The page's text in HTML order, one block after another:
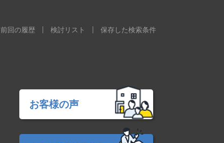
前回の履歴 検討リスト 保存した検索条件
お客様の声